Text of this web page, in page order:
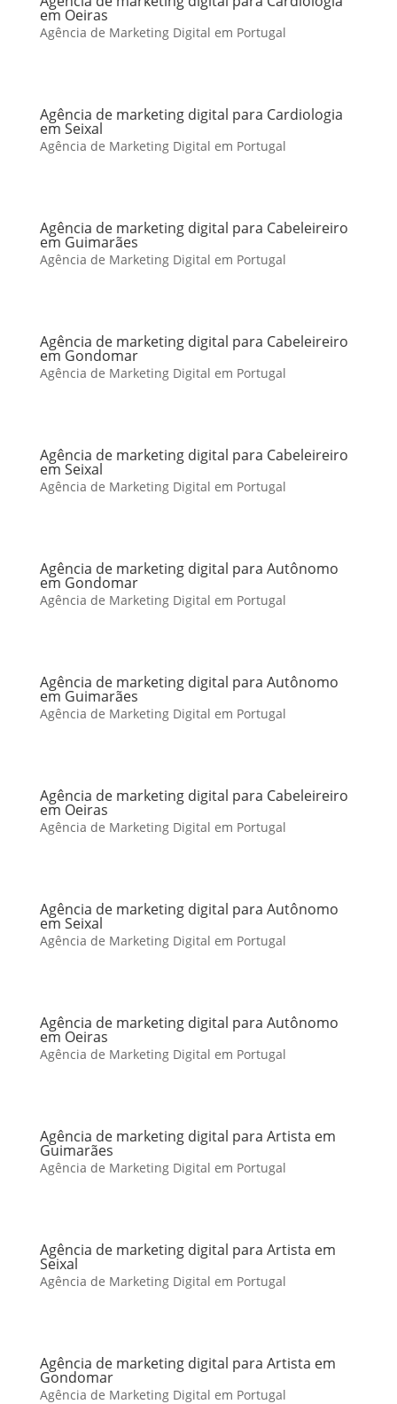
em Oeiras
Agência de Marketing Digital em Portugal
Agência de marketing digital para Cardiologia
em Seixal
Agência de Marketing Digital em Portugal
Agência de marketing digital para Cabeleireiro
em Guimarães
Agência de Marketing Digital em Portugal
Agência de marketing digital para Cabeleireiro
em Gondomar
Agência de Marketing Digital em Portugal
Agência de marketing digital para Cabeleireiro
em Seixal
Agência de Marketing Digital em Portugal
Agência de marketing digital para Autônomo
em Gondomar
Agência de Marketing Digital em Portugal
Agência de marketing digital para Autônomo
em Guimarães
Agência de Marketing Digital em Portugal
Agência de marketing digital para Cabeleireiro
em Oeiras
Agência de Marketing Digital em Portugal
Agência de marketing digital para Autônomo
em Seixal
Agência de Marketing Digital em Portugal
Agência de marketing digital para Autônomo
em Oeiras
Agência de Marketing Digital em Portugal
Agência de marketing digital para Artista em
Guimarães
Agência de Marketing Digital em Portugal
Agência de marketing digital para Artista em
Seixal
Agência de Marketing Digital em Portugal
Agência de marketing digital para Artista em
Gondomar
Agência de Marketing Digital em Portugal